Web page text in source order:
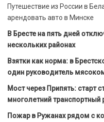
Путешествие из России в
арендовать авто в Минске
В Бресте на пять дней
нескольких районах
Взятки как норма: в
один руководитель
Мост через Припять: старт
многолетний транспортный
Пожар в Ружанах рядом с